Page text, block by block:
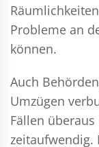
Probleme an
können.
Auch
Umzügen
Fällen
zeitaufwendig.